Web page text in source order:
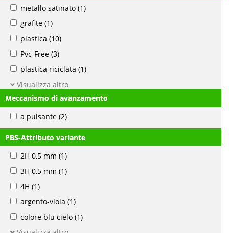
metallo satinato (1)
grafite (1)
plastica (10)
Pvc-Free (3)
plastica riciclata (1)
Visualizza altro
Meccanismo di avanzamento
a pulsante (2)
PBS-Attributo variante
2H 0,5 mm (1)
3H 0,5 mm (1)
4H (1)
argento-viola (1)
colore blu cielo (1)